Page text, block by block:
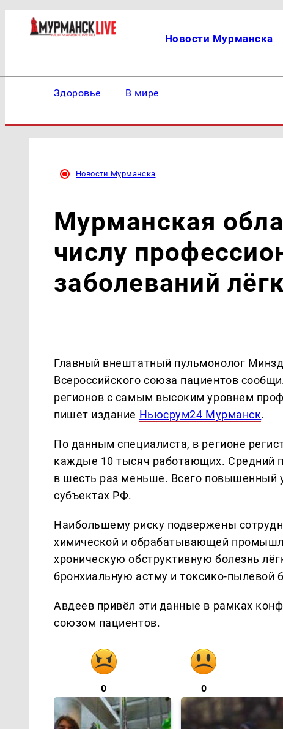
Новости Мурманска
Здоровье В мире
Новости Мурманска
Мурманская
числу
заболеваний
Главный внештатный пульмонолог
Всероссийского союза пациентов
регионов с самым высоким уровнем
пишет издание Ньюсрум24 Мурманск.
По данным специалиста, в регионе
каждые 10 тысяч работающих. Средний
в шесть раз меньше. Всего повышенный
субъектах РФ.
Наибольшему риску подвержены
химической и обрабатывающей
хроническую обструктивную болезнь
бронхиальную астму и токсико-пылевой
Авдеев привёл эти данные в рамках
союзом пациентов.
0 0